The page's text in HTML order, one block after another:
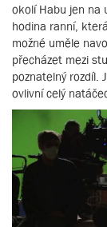
okolí Habu jen na
hodina ranní,
možné uměle
přecházet mezi
poznatelný rozdíl.
ovlivní celý